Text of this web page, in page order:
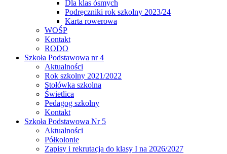
Dla klas ósmych
Podręczniki rok szkolny 2023/24
Karta rowerowa
WOŚP
Kontakt
RODO
Szkoła Podstawowa nr 4
Aktualności
Rok szkolny 2021/2022
Stołówka szkolna
Świetlica
Pedagog szkolny
Kontakt
Szkoła Podstawowa Nr 5
Aktualności
Półkolonie
Zapisy i rekrutacja do klasy I na 2026/2027